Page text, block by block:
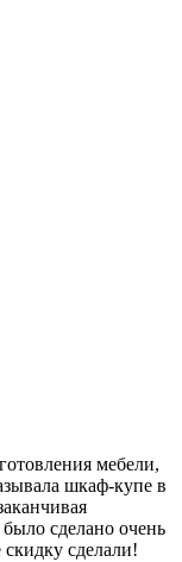
мебели,
шкаф-купе в
сделано очень
сделали!